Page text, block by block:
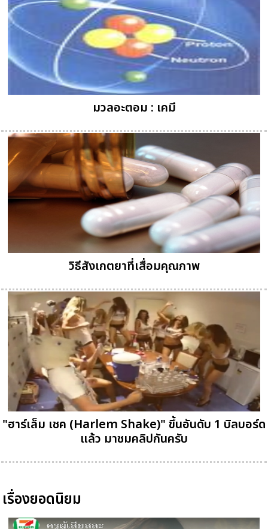
มวลอะตอม : เคมี
วิธีสังเกตยาที่เสื่อมคุณภาพ
"ฮาร์เล็ม เชค (Harlem Shake)" ขึ้นอันดับ 1 บิลบอร์ด
แล้ว มาชมคลิปกันครับ
เรื่องยอดนิยม